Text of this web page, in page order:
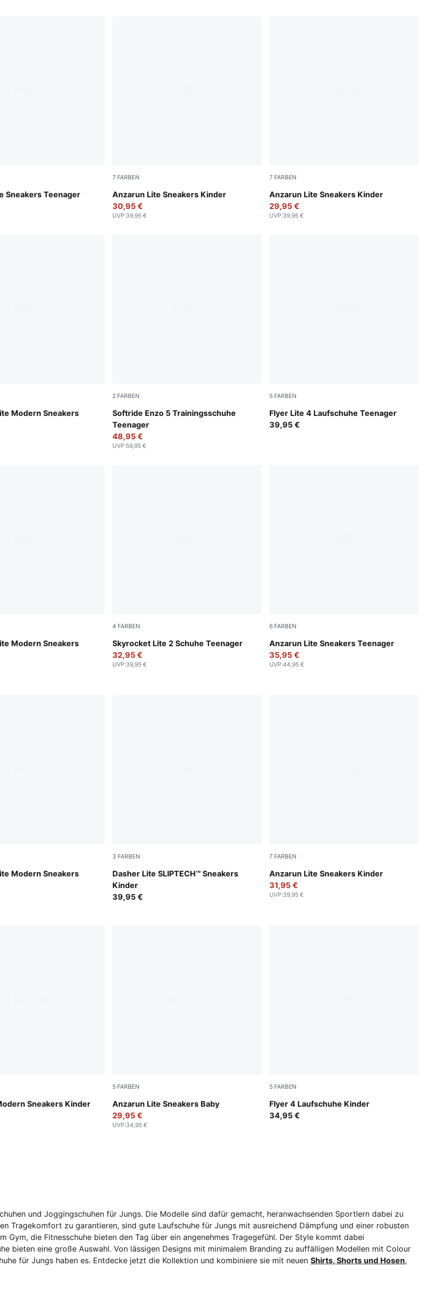
Sneakers Teenager
PUMA White
7 FARBEN
Anzarun Lite Sneakers Kinder
PUMA White-PUMA White
30,95 €
UVP:39,95 €
7 FARBEN
Anzarun Lite Sneakers Kinder
PUMA Black-Hyperlink Blue-PUMA White-
29,95 €
UVP:39,95 €
Modern Sneakers
Flat Light Gray
2 FARBEN
Softride Enzo 5 Trainingsschuhe
Teenager
For All Time Red-PUMA Black
48,95 €
UVP:59,95 €
5 FARBEN
Flyer Lite 4 Laufschuhe Teenager
Sage Glow-PUMA White
39,95 €
Modern Sneakers
Flat Dark Gray
4 FARBEN
Skyrocket Lite 2 Schuhe Teenager
PUMA Black-PUMA White-PUMA Silver
32,95 €
UVP:39,95 €
6 FARBEN
Anzarun Lite Sneakers Teenager
Peacoat-Puma White
35,95 €
UVP:44,95 €
Modern Sneakers
PUMA White
3 FARBEN
Dasher Lite SLIPTECH™ Sneakers
Kinder
Light Lavender-Inky Depths-PUMA White
39,95 €
7 FARBEN
Anzarun Lite Sneakers Kinder
Peacoat-Puma White
31,95 €
UVP:39,95 €
Sneakers Kinder
PUMA Pink-PUMA White
5 FARBEN
Anzarun Lite Sneakers Baby
Puma Black-Ultra Gray
29,95 €
UVP:34,95 €
5 FARBEN
Flyer 4 Laufschuhe Kinder
PUMA Navy-PUMA White
34,95 €
und Joggingschuhen für Jungs. Die Modelle sind dafür gemacht, heranwachsenden Sportlern dabei zu
Tragekomfort zu garantieren, sind gute Laufschuhe für Jungs mit ausreichend Dämpfung und einer robusten
die Fitnesschuhe bieten den Tag über ein angenehmes Tragegefühl. Der Style kommt dabei
bieten eine große Auswahl. Von lässigen Designs mit minimalem Branding zu auffälligen Modellen mit Colour
für Jungs haben es. Entdecke jetzt die Kollektion und kombiniere sie mit neuen Shirts, Shorts und Hosen,